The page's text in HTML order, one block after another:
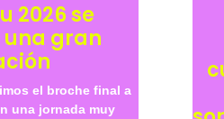
2026 se
una gran
el broche final a
una jornada muy